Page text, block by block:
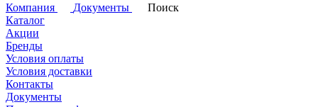
Компания
Документы
Поиск
Каталог
Акции
Бренды
Условия оплаты
Условия доставки
Контакты
Документы